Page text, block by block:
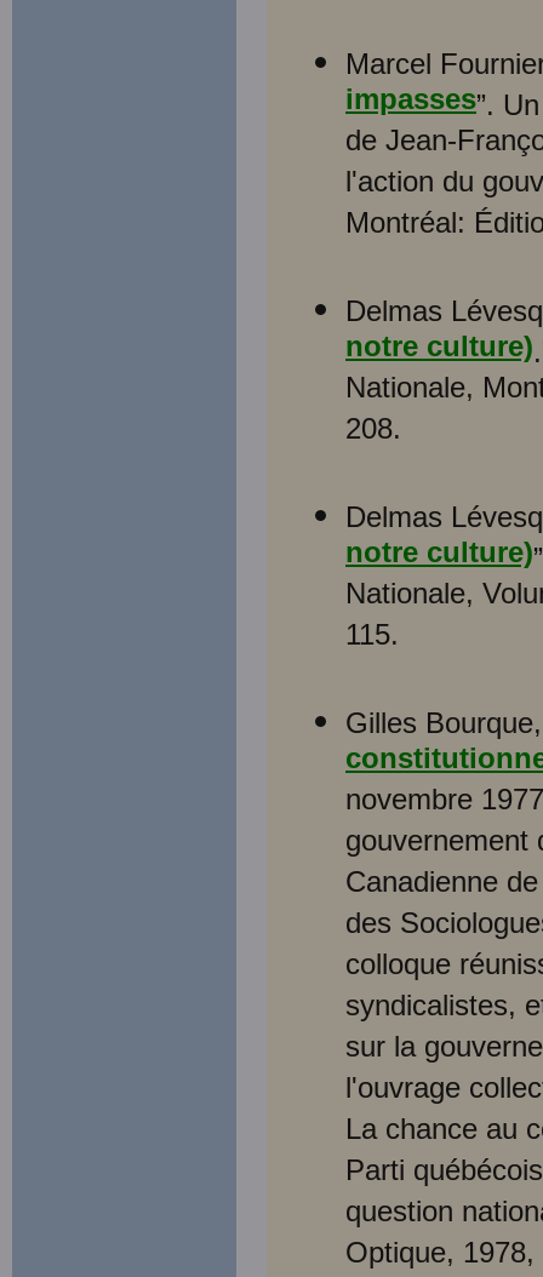
Marcel
impasses”.
de Jean-
l'action du
Montréal:
Delmas
notre culture)
Nationale,
208.
Delmas
notre culture)
Nationale,
115.
Gilles Bourque,
novembre
gouvernement
Canadienne
des
colloque
syndicalistes,
sur la
l'ouvrage
La chance au
Parti
question
Optique,